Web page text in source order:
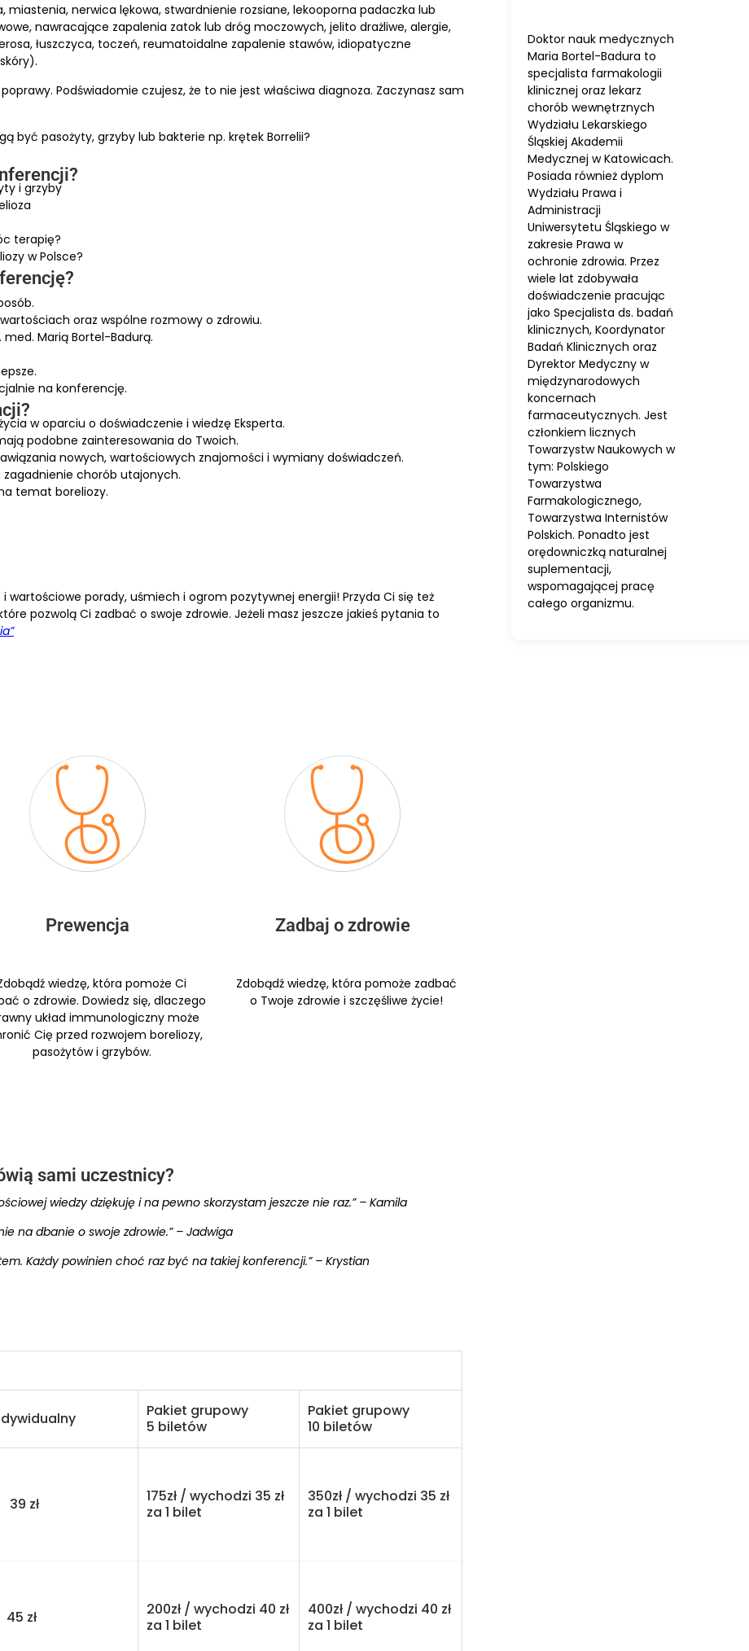
nerwica lękowa, stwardnienie rozsiane, lekooporna padaczka lub
nawracające zapalenia zatok lub dróg moczowych, jelito drażliwe, alergie,
łuszczyca, toczeń, reumatoidalne zapalenie stawów, idiopatyczne
Podświadomie czujesz, że to nie jest właściwa diagnoza. Zaczynasz sam
być pasożyty, grzyby lub bakterie np. krętek Borrelii?
i grzyby
terapię?
w Polsce?
oraz wspólne rozmowy o zdrowiu.
Marią Bortel-Badurą.
na konferencję.
w oparciu o doświadczenie i wiedzę Eksperta.
podobne zainteresowania do Twoich.
nowych, wartościowych znajomości i wymiany doświadczeń.
zagadnienie chorób utajonych.
temat boreliozy.
wartościowe porady, uśmiech i ogrom pozytywnej energii! Przyda Ci się też
pozwolą Ci zadbać o swoje zdrowie. Jeżeli masz jeszcze jakieś pytania to
Prewencja
wiedzę, która pomoże Ci
o zdrowie. Dowiedz się, dlaczego
układ immunologiczny może
Cię przed rozwojem boreliozy,
pasożytów i grzybów.
Zadbaj o zdrowie
Zdobądź wiedzę, która pomoże zadbać
o Twoje zdrowie i szczęśliwe życie!
sami uczestnicy?
wiedzy dziękuję i na pewno skorzystam jeszcze nie raz.” – Kamila
na dbanie o swoje zdrowie.” – Jadwiga
Każdy powinien choć raz być na takiej konferencji.” – Krystian
Pakiet grupowy
5 biletów
Pakiet grupowy
10 biletów
zł
175zł / wychodzi 35 zł
za 1 bilet
350zł / wychodzi 35 zł
za 1 bilet
zł
200zł / wychodzi 40 zł
za 1 bilet
400zł / wychodzi 40 zł
za 1 bilet
Doktor nauk medycznych
Maria Bortel-Badura to
specjalista farmakologii
klinicznej oraz lekarz
chorób wewnętrznych
Wydziału Lekarskiego
Śląskiej Akademii
Medycznej w Katowicach.
Posiada również dyplom
Wydziału Prawa i
Administracji
Uniwersytetu Śląskiego w
zakresie Prawa w
ochronie zdrowia. Przez
wiele lat zdobywała
doświadczenie pracując
jako Specjalista ds. badań
klinicznych, Koordynator
Badań Klinicznych oraz
Dyrektor Medyczny w
międzynarodowych
koncernach
farmaceutycznych. Jest
członkiem licznych
Towarzystw Naukowych w
tym: Polskiego
Towarzystwa
Farmakologicznego,
Towarzystwa Internistów
Polskich. Ponadto jest
orędowniczką naturalnej
suplementacji,
wspomagającej pracę
całego organizmu.